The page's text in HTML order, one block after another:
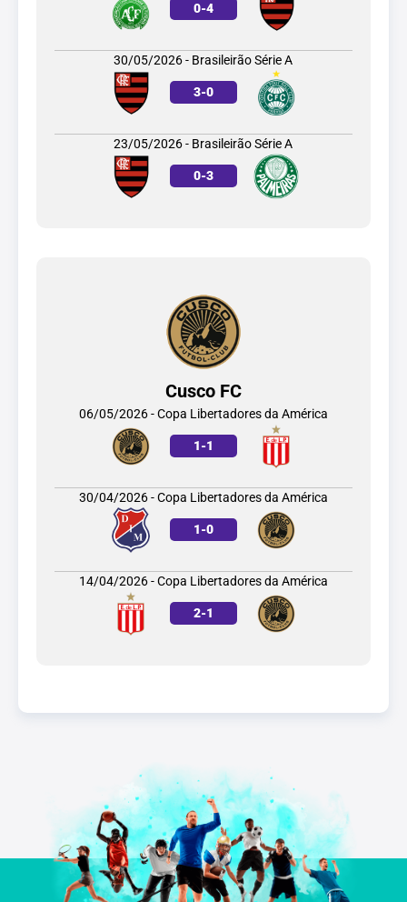
0-4
30/05/2026 - Brasileirão Série A
3-0
23/05/2026 - Brasileirão Série A
0-3
Cusco FC
06/05/2026 - Copa Libertadores da América
1-1
30/04/2026 - Copa Libertadores da América
1-0
14/04/2026 - Copa Libertadores da América
2-1